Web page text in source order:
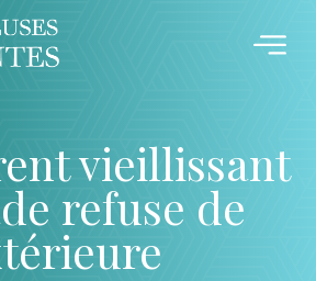
vieillissant
refuse de